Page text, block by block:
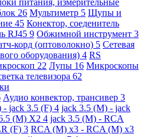
26 Мультиметр 5 Щупы и
45 Конектор, соеденитель
RJ45 9 Обжимной инструмент 3
корд (оптоволокно) 5 Сетевая
оборудования) 4 RS
22 Лупы 16 Микроскопы
телевизора 62
Аудио конвектор, трансивер 3
- jack 3.5 (F) 4 jack 3.5 (M) - jack
(M) X2 4 jack 3.5 (M) - RCA
(F) 3 RCA (M) x3 - RCA (M) x3